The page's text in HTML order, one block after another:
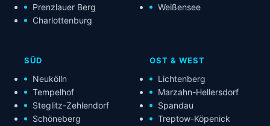
Prenzlauer Berg
Charlottenburg
Weißensee
SÜD
Neukölln
Tempelhof
Steglitz-Zehlendorf
Schöneberg
OST & WEST
Lichtenberg
Marzahn-Hellersdorf
Spandau
Treptow-Köpenick